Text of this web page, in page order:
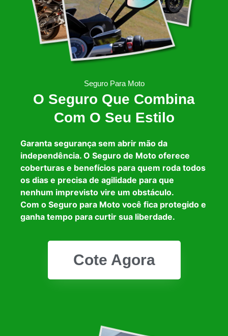
Seguro Para Moto
O Seguro Que Combina
Com O Seu Estilo
Garanta segurança sem abrir mão da
independência. O Seguro de Moto oferece
coberturas e benefícios para quem roda todos
os dias e precisa de agilidade para que
nenhum imprevisto vire um obstáculo.
Com o Seguro para Moto você fica protegido e
ganha tempo para curtir sua liberdade.
Cote Agora